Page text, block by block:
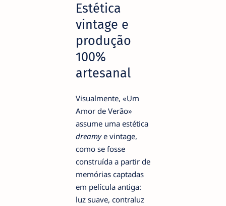
Estética
vintage e
produção
100%
artesanal
Visualmente, «Um
Amor de Verão»
assume uma estética
dreamye vintage,
como se fosse
construída a partir de
memórias captadas
em película antiga:
luz suave, contraluz